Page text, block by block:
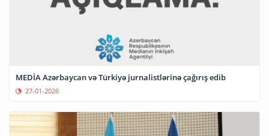
MEDİA Azərbaycan və Türkiyə jurnalistlərinə çağırış edib
27-01-2026